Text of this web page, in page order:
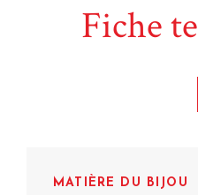
Fiche
MATIÈRE DU BIJOU